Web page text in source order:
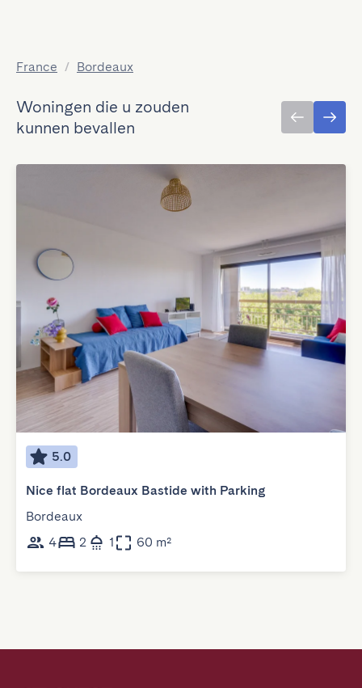
France / Bordeaux
Woningen die u zouden
kunnen bevallen
5.0
Nice flat Bordeaux Bastide with Parking
Bordeaux
4
2 1 60 m²